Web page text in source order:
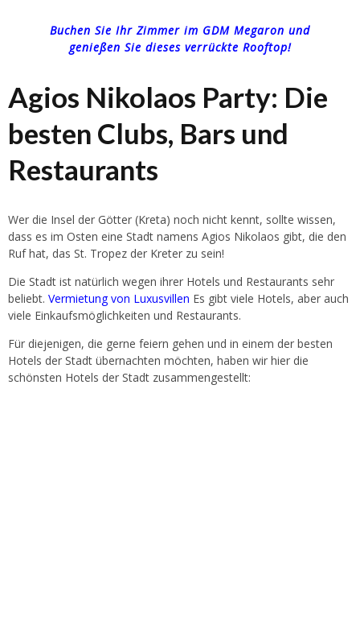
Buchen Sie Ihr Zimmer im GDM Megaron und
genießen Sie dieses verrückte Rooftop!
Agios Nikolaos Party: Die
besten Clubs, Bars und
Restaurants
Wer die Insel der Götter (Kreta) noch nicht kennt, sollte wissen,
dass es im Osten eine Stadt namens Agios Nikolaos gibt, die den
Ruf hat, das St. Tropez der Kreter zu sein!
Die Stadt ist natürlich wegen ihrer Hotels und Restaurants sehr
beliebt. Vermietung von Luxusvillen Es gibt viele Hotels, aber auch
viele Einkaufsmöglichkeiten und Restaurants.
Für diejenigen, die gerne feiern gehen und in einem der besten
Hotels der Stadt übernachten möchten, haben wir hier die
schönsten Hotels der Stadt zusammengestellt: